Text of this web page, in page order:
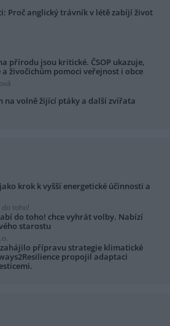
Proč anglický trávník v létě zabíjí život
přírodu jsou kritické. ČSOP ukazuje,
živočichům pomoci veřejnost i obce
na volně žijící ptáky a další zvířata
krok k vyšší energetické účinnosti a
toho!
do toho! chce vyhrát volby. Nabízí
starostu
zahájilo přípravu strategie klimatické
propojil adaptaci